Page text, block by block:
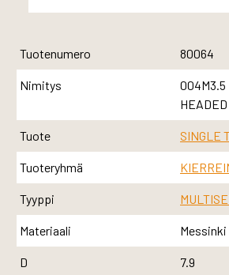
Tuotenumero 80064
Nimitys
004M3.5
HEADED
Tuote SINGLE
Tuoteryhmä
Tyyppi
Materiaali Messinki
D 7.9